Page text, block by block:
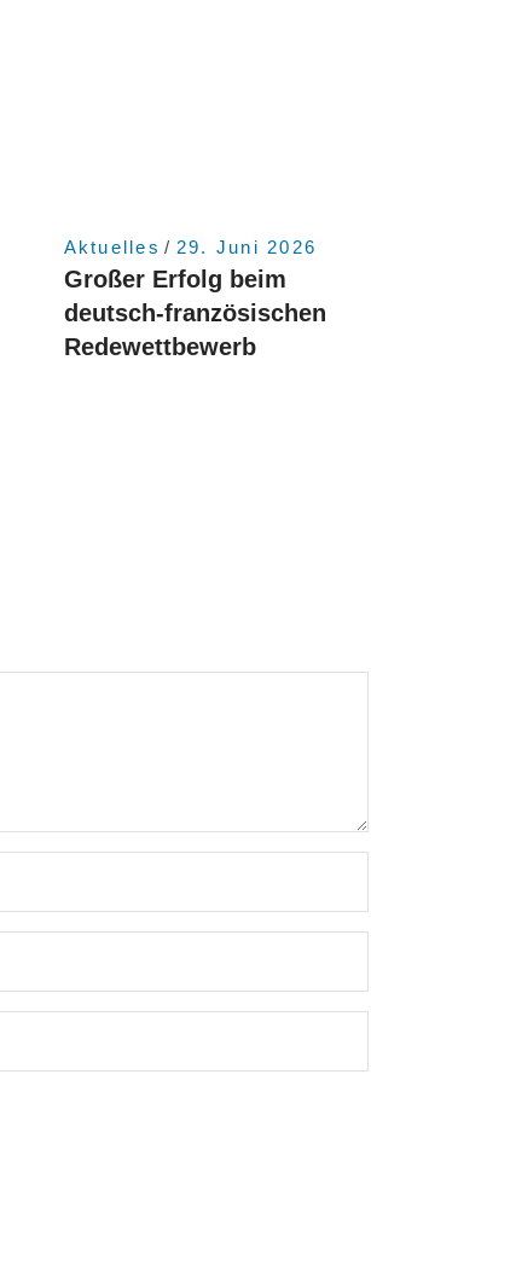
Aktuelles 29. Juni 2026
Großer Erfolg beim
deutsch-französischen
Redewettbewerb